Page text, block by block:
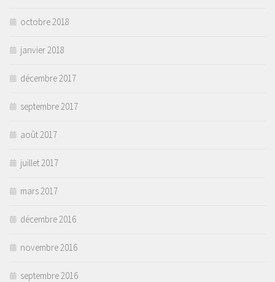
octobre 2018
janvier 2018
décembre 2017
septembre 2017
août 2017
juillet 2017
mars 2017
décembre 2016
novembre 2016
septembre 2016